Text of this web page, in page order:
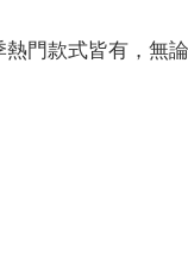
門款式皆有，無